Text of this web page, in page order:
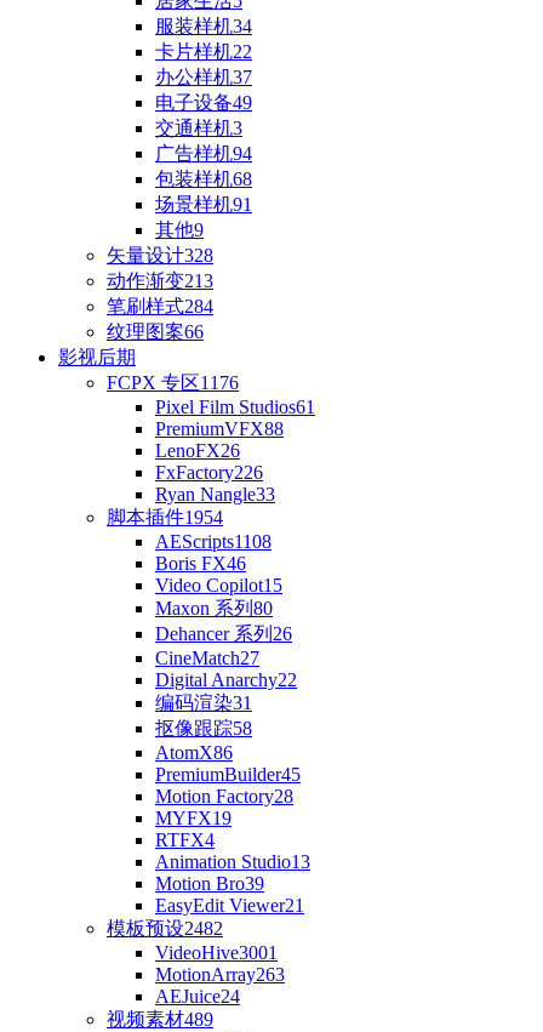
服装样机34
卡片样机22
办公样机37
电子设备49
交通样机3
广告样机94
包装样机68
场景样机91
其他9
矢量设计328
动作渐变213
笔刷样式284
纹理图案66
影视后期
FCPX 专区1176
Pixel Film Studios61
PremiumVFX88
LenoFX26
FxFactory226
Ryan Nangle33
脚本插件1954
AEScripts1108
Boris FX46
Video Copilot15
Maxon 系列 80
Dehancer 系列 26
CineMatch27
Digital Anarchy22
编码渲染31
抠像跟踪58
AtomX86
PremiumBuilder45
Motion Factory28
MYFX19
RTFX4
Animation Studio13
Motion Bro39
EasyEdit Viewer21
模板预设2482
VideoHive3001
MotionArray263
AEJuice24
视频素材489